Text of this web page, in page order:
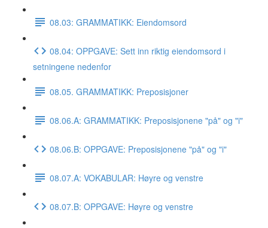
08.03: GRAMMATIKK: Eiendomsord
08.04: OPPGAVE: Sett inn riktig eiendomsord i
setningene nedenfor
08.05. GRAMMATIKK: Preposisjoner
08.06.A: GRAMMATIKK: Preposisjonene "på" og "i"
08.06.B: OPPGAVE: Preposisjonene "på" og "i"
08.07.A: VOKABULAR: Høyre og venstre
08.07.B: OPPGAVE: Høyre og venstre